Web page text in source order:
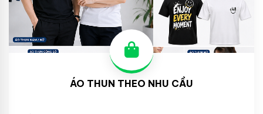
ÁO THUN THEO NHU CẦU